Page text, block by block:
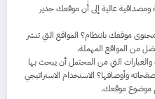
عالية إلى أن موقعك جدير
موقعك بانتظام؟ المواقع التي تنشر
من المواقع المهملة.
التي من المحتمل أن يبحث بها
وأوصافها؟ الاستخدام الاستراتيجي
موضوع موقعك.